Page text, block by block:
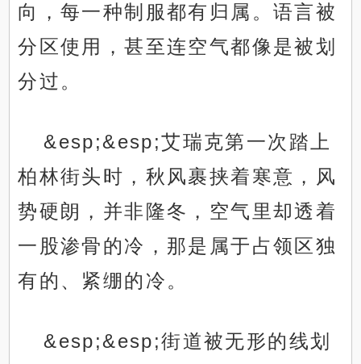
向，每一种制服都有归属。语言被
分区使用，甚至连空气都像是被划
分过。
&esp;&esp;艾瑞克第一次踏上
柏林街头时，秋风裹挟着寒意，风
势硬朗，并非隆冬，空气里却透着
一股渗骨的冷，那是属于占领区独
有的、紧绷的冷。
&esp;&esp;街道被无形的线划